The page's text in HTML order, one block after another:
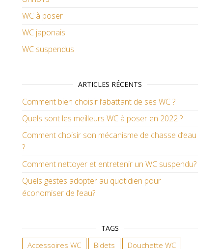
WC à poser
WC japonais
WC suspendus
ARTICLES RÉCENTS
Comment bien choisir l’abattant de ses WC ?
Quels sont les meilleurs WC à poser en 2022 ?
Comment choisir son mécanisme de chasse d’eau
?
Comment nettoyer et entretenir un WC suspendu?
Quels gestes adopter au quotidien pour
économiser de l’eau?
TAGS
Accessoires WC Bidets Douchette WC